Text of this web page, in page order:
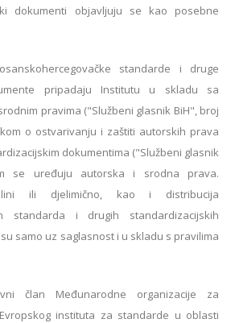
dokumenti objavlјuju se kao posebne
standarde i druge
pripadaju Institutu u skladu sa
pravima ("Službeni glasnik BiH", broj
o ostvarivanju i zaštiti autorskih prava
dokumentima ("Službeni glasnik
se uređuju autorska i srodna prava.
ili djelimično, kao i distribucija
standarda i drugih standardizacijskih
samo uz saglasnost i u skladu s pravilima
član Međunarodne organizacije za
instituta za standarde u oblasti